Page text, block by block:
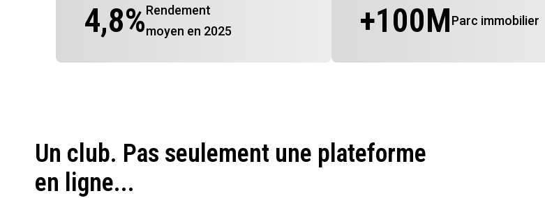
4,8%Rendement
moyen en 2025
+100MParc immobilier
Un club. Pas seulement une plateforme
en ligne...